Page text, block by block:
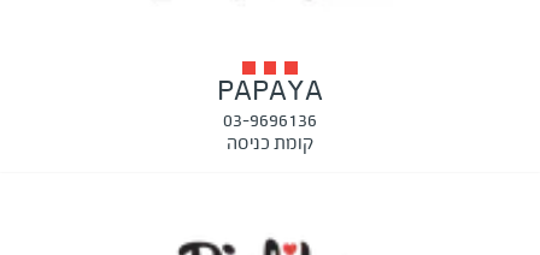
PAPAYA
03-9696136
קומת כניסה